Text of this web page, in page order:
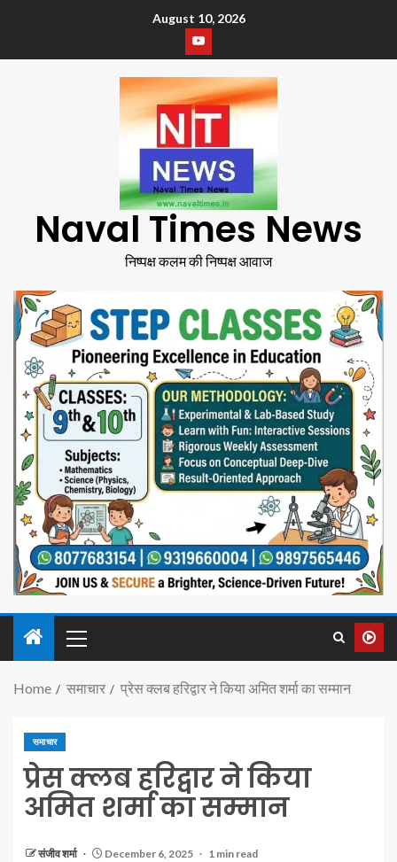
August 10, 2026
Naval Times News
निष्पक्ष कलम की निष्पक्ष आवाज
Home समाचार प्रेस क्लब हरिद्वार ने किया अमित शर्मा का सम्मान
समाचार
प्रेस क्लब हरिद्वार ने किया
अमित शर्मा का सम्मान
संजीव शर्मा December 6, 2025 1 min read